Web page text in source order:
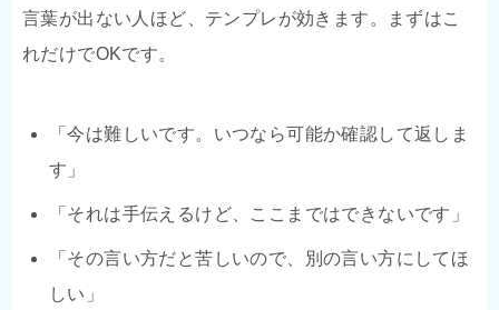
言葉が出ない人ほど、テンプレが効きます。まずはこ
れだけでOKです。
「今は難しいです。いつなら可能か確認して返しま
す」
「それは手伝えるけど、ここまではできないです」
「その言い方だと苦しいので、別の言い方にしてほ
しい」